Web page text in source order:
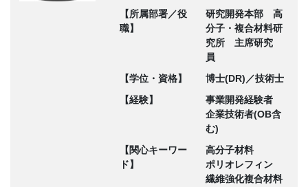
【所属部署／役
職】
研究開発本部 高
分子・複合材料研
究所 主席研究
員
【学位・資格】
博士(DR)／技術士
【経験】
事業開発経験者
企業技術者(OB含
む)
【関心キーワー
ド】
高分子材料
ポリオレフィン
繊維強化複合材料